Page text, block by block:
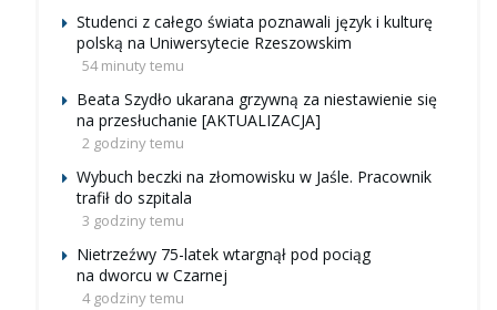
Studenci z całego świata poznawali język i kulturę
polską na Uniwersytecie Rzeszowskim
54 minuty temu
Beata Szydło ukarana grzywną za niestawienie się
na przesłuchanie [AKTUALIZACJA]
2 godziny temu
Wybuch beczki na złomowisku w Jaśle. Pracownik
trafił do szpitala
3 godziny temu
Nietrzeźwy 75-latek wtargnął pod pociąg
na dworcu w Czarnej
4 godziny temu